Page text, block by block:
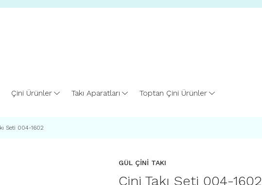
Çini Ürünler Takı Aparatları Toptan Çini Ürünler
Seti 004-1602
GÜL ÇİNİ TAKI
Çini Takı Seti 004-1602